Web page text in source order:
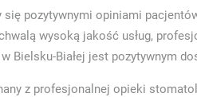
się pozytywnymi opiniami
wysoką jakość usług,
Bielsku-Białej jest pozytywnym
z profesjonalnej opieki